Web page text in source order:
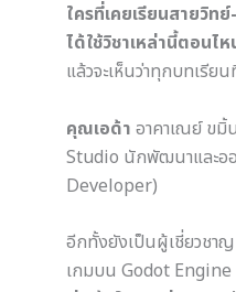
ใครที่เคยเรียนสายวิ
ได้ใช้วิชาเหล่านี้ตอนไ
แล้วจะเห็นว่าทุกบทเรีย
คุณเอด้า อาคาเณย์ ข
Studio นักพัฒนาและอ
Developer)
อีกทั้งยังเป็นผู้เชี่ยวชา
เกมบน Godot Engine